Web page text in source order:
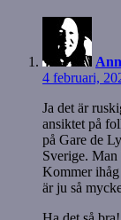
4 februari,
Ja det är
ansiktet på
på Gare de
Sverige. Man
Kommer
är ju så